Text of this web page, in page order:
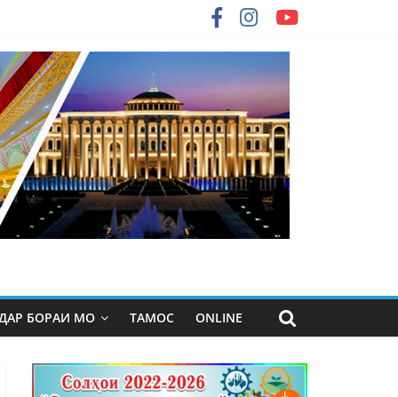
БОРАИ МО ТАМОС ONLINE